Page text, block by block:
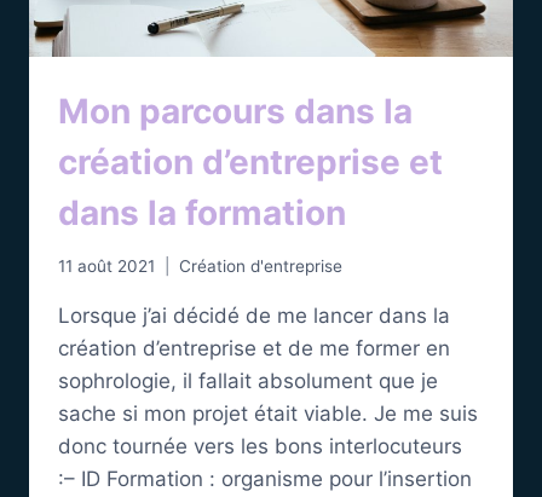
Mon parcours dans la
création d’entreprise et
dans la formation
11 août 2021 Création d'entreprise
Lorsque j’ai décidé de me lancer dans la
création d’entreprise et de me former en
sophrologie, il fallait absolument que je
sache si mon projet était viable. Je me suis
donc tournée vers les bons interlocuteurs
:– ID Formation : organisme pour l’insertion